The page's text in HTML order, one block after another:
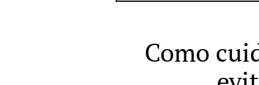
Como